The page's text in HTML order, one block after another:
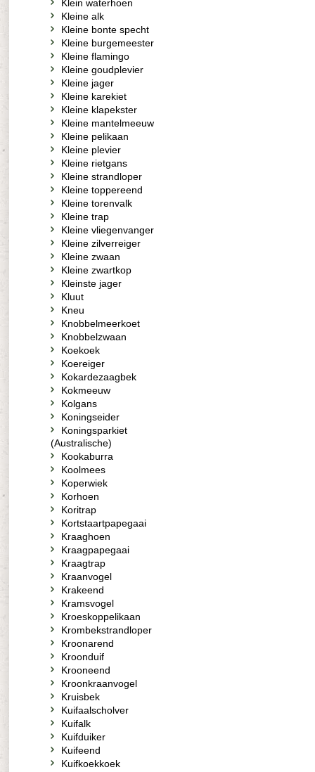
Klein waterhoen
Kleine alk
Kleine bonte specht
Kleine burgemeester
Kleine flamingo
Kleine goudplevier
Kleine jager
Kleine karekiet
Kleine klapekster
Kleine mantelmeeuw
Kleine pelikaan
Kleine plevier
Kleine rietgans
Kleine strandloper
Kleine toppereend
Kleine torenvalk
Kleine trap
Kleine vliegenvanger
Kleine zilverreiger
Kleine zwaan
Kleine zwartkop
Kleinste jager
Kluut
Kneu
Knobbelmeerkoet
Knobbelzwaan
Koekoek
Koereiger
Kokardezaagbek
Kokmeeuw
Kolgans
Koningseider
Koningsparkiet
(Australische)
Kookaburra
Koolmees
Koperwiek
Korhoen
Koritrap
Kortstaartpapegaai
Kraaghoen
Kraagpapegaai
Kraagtrap
Kraanvogel
Krakeend
Kramsvogel
Kroeskoppelikaan
Krombekstrandloper
Kroonarend
Kroonduif
Krooneend
Kroonkraanvogel
Kruisbek
Kuifaalscholver
Kuifalk
Kuifduiker
Kuifeend
Kuifkoekkoek